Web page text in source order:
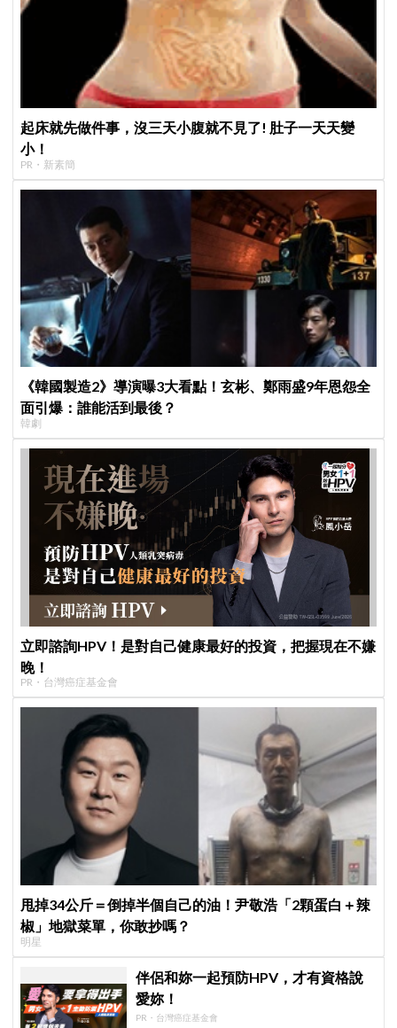
起床就先做件事，沒三天小腹就不見了! 肚子一天天變
小！
PR・新素簡
《韓國製造2》導演曝3大看點！玄彬、鄭雨盛9年恩怨全
面引爆：誰能活到最後？
韓劇
立即諮詢HPV！是對自己健康最好的投資，把握現在不嫌
晚！
PR・台灣癌症基金會
甩掉34公斤＝倒掉半個自己的油！尹敬浩「2顆蛋白＋辣
椒」地獄菜單，你敢抄嗎？
明星
伴侶和妳一起預防HPV，才有資格說
愛妳！
PR・台灣癌症基金會